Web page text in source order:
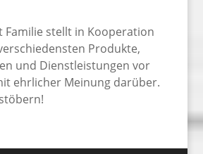
Familie stellt in Kooperation
Produkte,
und Dienstleistungen vor
ehrlicher Meinung darüber.